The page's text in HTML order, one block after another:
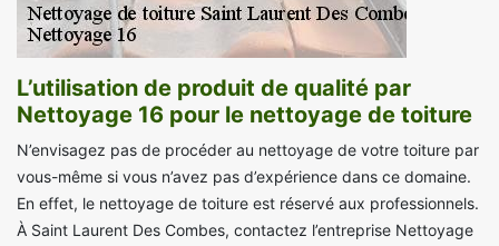
L’utilisation de produit de qualité par
Nettoyage 16 pour le nettoyage de toiture
N’envisagez pas de procéder au nettoyage de votre toiture par
vous-même si vous n’avez pas d’expérience dans ce domaine.
En effet, le nettoyage de toiture est réservé aux professionnels.
À Saint Laurent Des Combes, contactez l’entreprise Nettoyage